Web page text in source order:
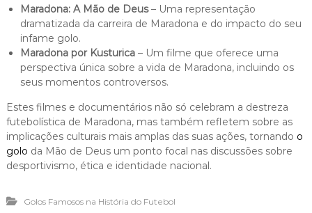
Maradona: A Mão de Deus– Uma representação
dramatizada da carreira de Maradona e do impacto do seu
infame golo.
Maradona por Kusturica– Um filme que oferece uma
perspectiva única sobre a vida de Maradona, incluindo os
seus momentos controversos.
Estes filmes e documentários não só celebram a destreza
futebolística de Maradona, mas também refletem sobre as
implicações culturais mais amplas das suas ações, tornando o
golo da Mão de Deus um ponto focal nas discussões sobre
desportivismo, ética e identidade nacional.
Golos Famosos na História do Futebol